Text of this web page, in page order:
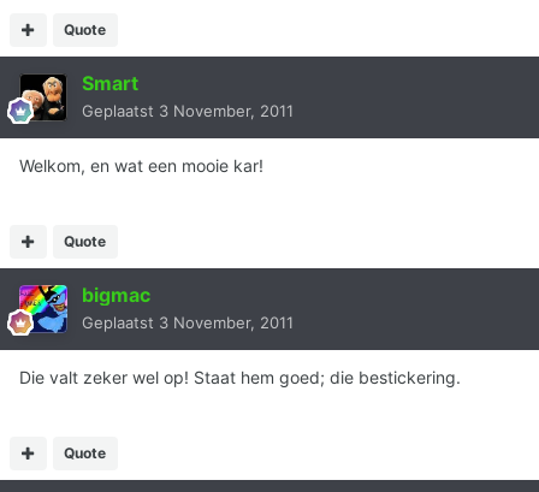
Quote
Smart
Geplaatst 3 November, 2011
Welkom, en wat een mooie kar!
Quote
bigmac
Geplaatst 3 November, 2011
Die valt zeker wel op! Staat hem goed; die bestickering.
Quote